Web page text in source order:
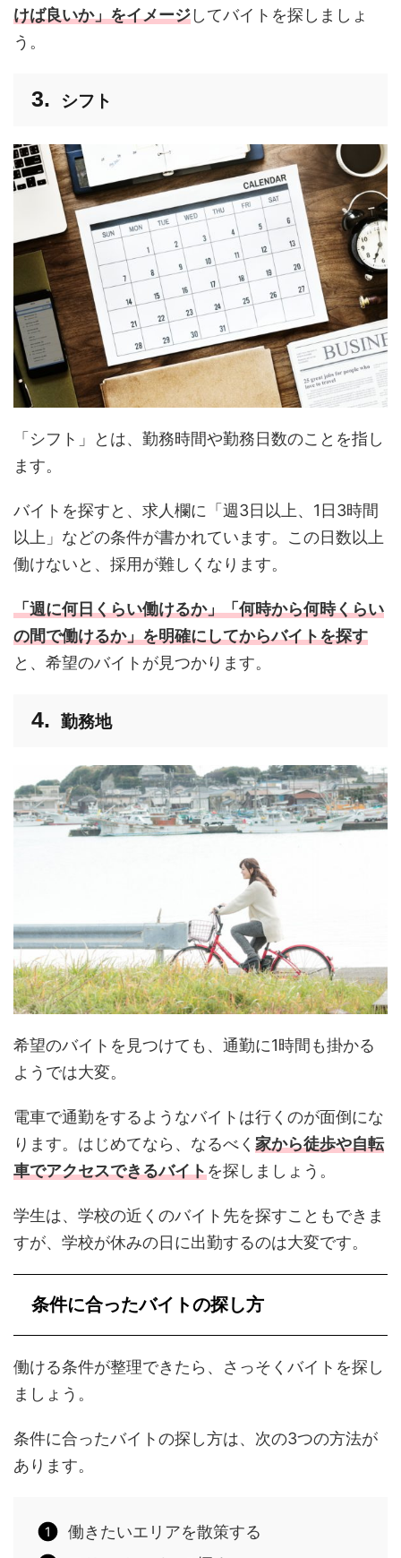
けば良いか」をイメージしてバイトを探しましょ
う。
シフト
「シフト」とは、勤務時間や勤務日数のことを指し
ます。
バイトを探すと、求人欄に「週3日以上、1日3時間
以上」などの条件が書かれています。この日数以上
働けないと、採用が難しくなります。
「週に何日くらい働けるか」「何時から何時くらい
の間で働けるか」を明確にしてからバイトを探す
と、希望のバイトが見つかります。
勤務地
希望のバイトを見つけても、通勤に1時間も掛かる
ようでは大変。
電車で通勤をするようなバイトは行くのが面倒にな
ります。はじめてなら、なるべく 家から徒歩や自転
車でアクセスできるバイトを探しましょう。
学生は、学校の近くのバイト先を探すこともできま
すが、学校が休みの日に出勤するのは大変です。
条件に合ったバイトの探し方
働ける条件が整理できたら、さっそくバイトを探し
ましょう。
条件に合ったバイトの探し方は、次の3つの方法が
あります。
働きたいエリアを散策する